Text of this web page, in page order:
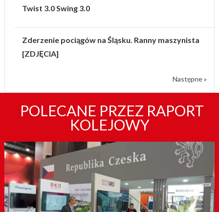
Twist 3.0 Swing 3.0
Zderzenie pociągów na Śląsku. Ranny maszynista
[ZDJĘCIA]
Następne »
POLECANE PRZEZ RAPORT
KOLEJOWY